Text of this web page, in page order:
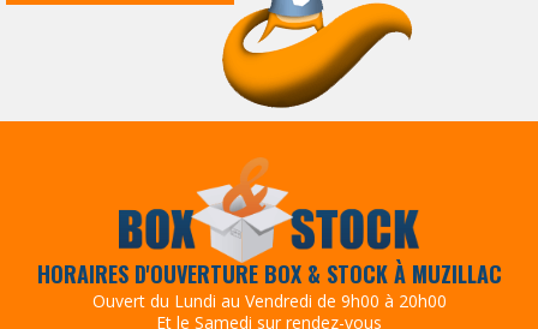
HORAIRES D'OUVERTURE BOX & STOCK À MUZILLAC
Ouvert du Lundi au Vendredi de 9h00 à 20h00
Et le Samedi sur rendez-vous